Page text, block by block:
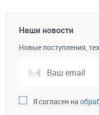
Наши новости
Новые поступления,
Я согласен на